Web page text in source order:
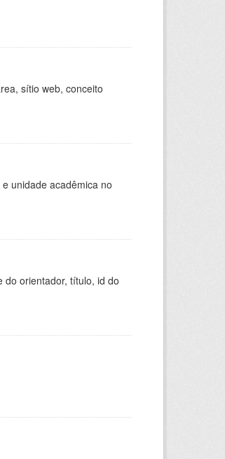
sítio web, conceito
unidade acadêmica no
do orientador, título, id do